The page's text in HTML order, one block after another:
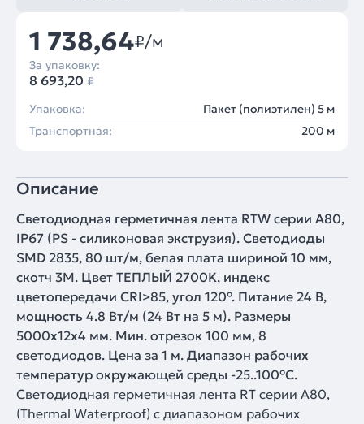
1 738,64₽/м
За упаковку:
8 693,20 ₽
Упаковка:
Пакет (полиэтилен) 5 м
Транспортная:
200 м
Описание
Светодиодная герметичная лента RTW серии A80,
IP67 (PS - силиконовая экструзия). Светодиоды
SMD 2835, 80 шт/м, белая плата шириной 10 мм,
скотч 3M. Цвет ТЕПЛЫЙ 2700K, индекс
цветопередачи CRI>85, угол 120°. Питание 24 В,
мощность 4.8 Вт/м (24 Вт на 5 м). Размеры
5000x12x4 мм. Мин. отрезок 100 мм, 8
светодиодов. Цена за 1 м. Диапазон рабочих
температур окружающей среды -25..100°С.
Светодиодная герметичная лента RT серии A80,
(Thermal Waterproof) с диапазоном рабочих